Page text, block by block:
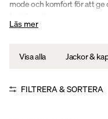
mode och komfort för att ge
Läs mer
Visa alla Jackor &
FILTRERA & SORTERA